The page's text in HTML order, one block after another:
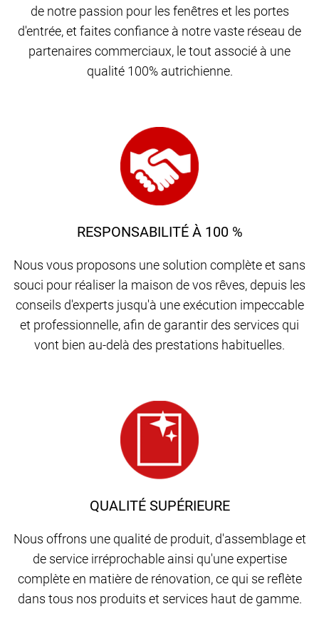
de notre passion pour les fenêtres et les portes
d'entrée, et faites confiance à notre vaste réseau de
partenaires commerciaux, le tout associé à une
qualité 100% autrichienne.
QUALITÉ SUPÉRIEURE
Nous offrons une qualité de produit, d'assemblage et
de service irréprochable ainsi qu'une expertise
complète en matière de rénovation, ce qui se reflète
dans tous nos produits et services haut de gamme.
RESPONSABILITÉ À 100 %
Nous vous proposons une solution complète et sans
souci pour réaliser la maison de vos rêves, depuis les
conseils d'experts jusqu'à une exécution impeccable
et professionnelle, afin de garantir des services qui
vont bien au-delà des prestations habituelles.